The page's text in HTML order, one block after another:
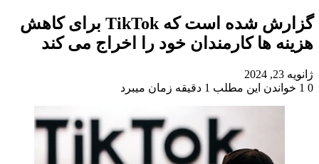
گزارش شده است که TikTok برای کاهش
هزینه ها کارمندان خود را اخراج می کند
ژانویه 23, 2024
0
خواندن این مطلب 1 دقیقه زمان میبرد